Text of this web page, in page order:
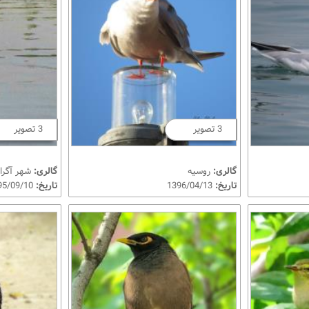
3 تصویر
گالری: روسیه
تاریخ:
3 تصویر
گالری: شهر
تاریخ: 1395/09/10